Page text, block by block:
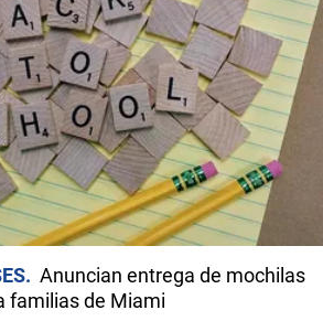
Anuncian entrega de mochilas
familias de Miami